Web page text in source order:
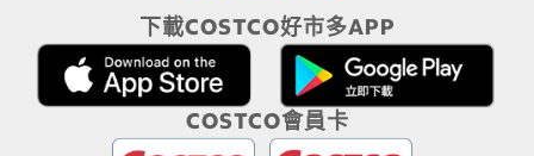
下載COSTCO好市多APP
COSTCO會員卡